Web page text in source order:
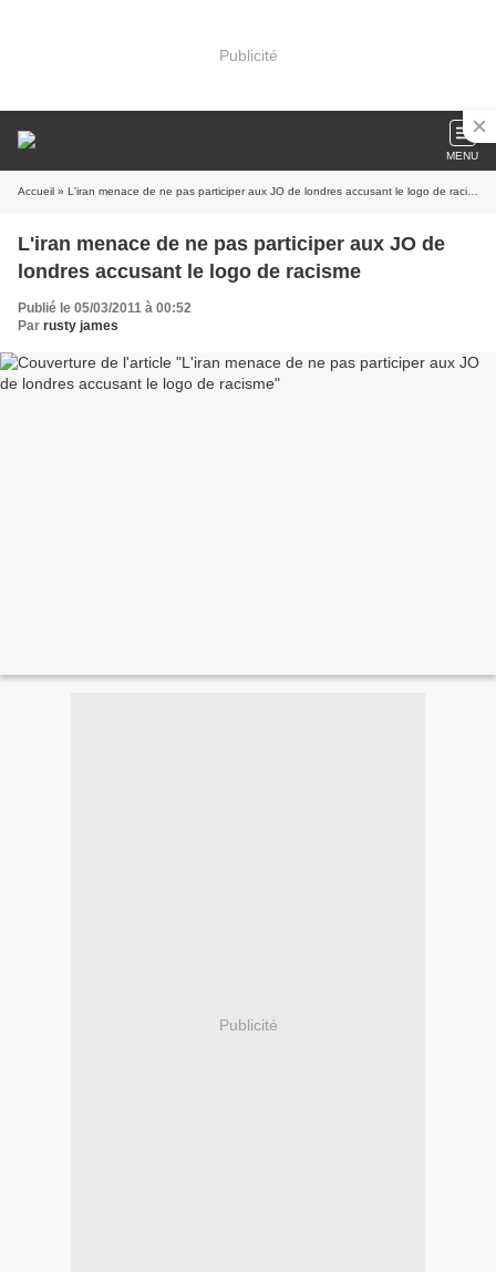
Publicité
MENU
Accueil » L'iran menace de ne pas participer aux JO de londres accusant le logo de racisme
L'iran menace de ne pas participer aux JO de
londres accusant le logo de racisme
Publié le 05/03/2011 à 00:52
Par rusty james
Publicité